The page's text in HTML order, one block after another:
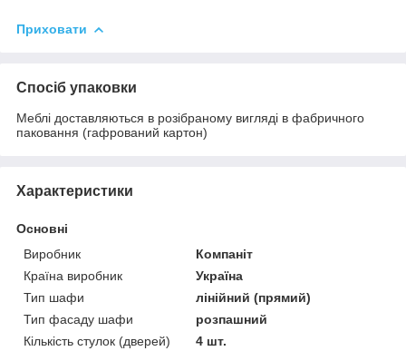
Приховати
Спосіб упаковки
Меблі доставляються в розібраному вигляді в фабричного
паковання (гафрований картон)
Характеристики
Основні
Виробник
Компаніт
Країна виробник
Україна
Тип шафи
лінійний (прямий)
Тип фасаду шафи
розпашний
Кількість стулок (дверей)
4 шт.